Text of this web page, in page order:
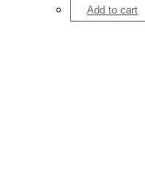
Add to cart